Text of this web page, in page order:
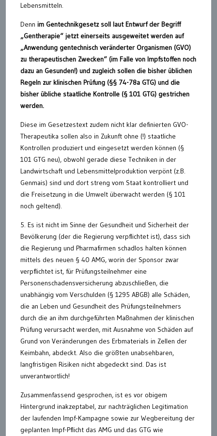
Lebensmitteln.
Denn im Gentechnikgesetz soll laut Entwurf der Begriff
„Gentherapie“ jetzt einerseits ausgeweitet werden auf
„Anwendung gentechnisch veränderter Organismen (GVO)
zu therapeutischen Zwecken“ (im Falle von Impfstoffen noch
dazu an Gesunden!) und zugleich sollen die bisher üblichen
Regeln zur klinischen Prüfung (§§ 74-78a GTG) und die
bisher übliche staatliche Kontrolle (§ 101 GTG) gestrichen
werden.
Diese im Gesetzestext zudem nicht klar definierten GVO-
Therapeutika sollen also in Zukunft ohne (!) staatliche
Kontrollen produziert und eingesetzt werden können (§
101 GTG neu), obwohl gerade diese Techniken in der
Landwirtschaft und Lebensmittelproduktion verpönt (z.B.
Genmais) sind und dort streng vom Staat kontrolliert und
die Freisetzung in die Umwelt überwacht werden (§ 101
noch geltend).
5. Es ist nicht im Sinne der Gesundheit und Sicherheit der
Bevölkerung (der die Regierung verpflichtet ist), dass sich
die Regierung und Pharmafirmen schadlos halten können
mittels des neuen § 40 AMG, worin der Sponsor zwar
verpflichtet ist, für Prüfungsteilnehmer eine
Personenschadensversicherung abzuschließen, die
unabhängig vom Verschulden (§ 1295 ABGB) alle Schäden,
die an Leben und Gesundheit des Prüfungsteilnehmers
durch die an ihm durchgeführten Maßnahmen der klinischen
Prüfung verursacht werden, mit Ausnahme von Schäden auf
Grund von Veränderungen des Erbmaterials in Zellen der
Keimbahn, abdeckt. Also die größten unabsehbaren,
langfristigen Risiken nicht abgedeckt sind. Das ist
unverantwortlich!
Zusammenfassend gesprochen, ist es vor obigem
Hintergrund inakzeptabel, zur nachträglichen Legitimation
der laufenden Impf-Kampagne sowie zur Wegbereitung der
geplanten Impf-Pflicht das AMG und das GTG wie